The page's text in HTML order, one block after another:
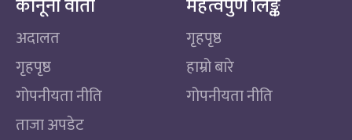
कानूनी वार्ता
अदालत
गृहपृष्ठ
गोपनीयता नीति
ताजा अपडेट
महत्वपुर्ण लिङ्क
गृहपृष्ठ
हाम्रो बारे
गोपनीयता नीति